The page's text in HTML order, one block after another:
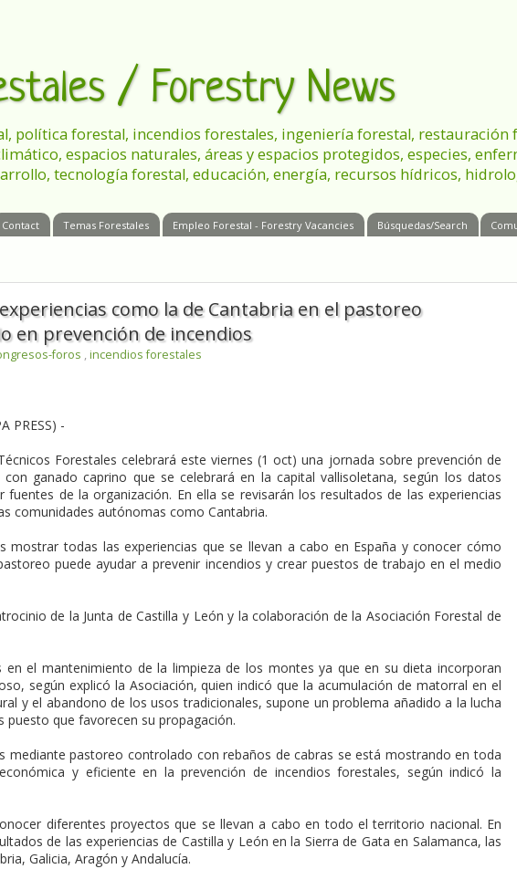
/ Forestry News
política forestal, incendios forestales, ingeniería forestal, restauración
espacios naturales, áreas y espacios protegidos, especies,
tecnología forestal, educación, energía, recursos hídricos,
Contact Temas Forestales Empleo Forestal - Forestry Vacancies Búsquedas/Search
como la de Cantabria en el pastoreo
en prevención de incendios
foros , incendios forestales
PRESS) -
Forestales celebrará este viernes (1 oct) una jornada sobre prevención de
ganado caprino que se celebrará en la capital vallisoletana, según los datos
fuentes de la organización. En ella se revisarán los resultados de las experiencias
comunidades autónomas como Cantabria.
mostrar todas las experiencias que se llevan a cabo en España y conocer cómo
puede ayudar a prevenir incendios y crear puestos de trabajo en el medio
de la Junta de Castilla y León y la colaboración de la Asociación Forestal de
en el mantenimiento de la limpieza de los montes ya que en su dieta incorporan
según explicó la Asociación, quien indicó que la acumulación de matorral en el
y el abandono de los usos tradicionales, supone un problema añadido a la lucha
que favorecen su propagación.
mediante pastoreo controlado con rebaños de cabras se está mostrando en toda
y eficiente en la prevención de incendios forestales, según indicó la
diferentes proyectos que se llevan a cabo en todo el territorio nacional. En
de las experiencias de Castilla y León en la Sierra de Gata en Salamanca, las
Galicia, Aragón y Andalucía.